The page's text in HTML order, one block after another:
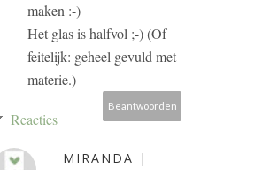
maken :-)
Het glas is halfvol ;-) (Of
feitelijk: geheel gevuld met
materie.)
Beantwoorden
Reacties
MIRANDA |